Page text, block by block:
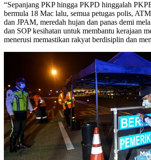
“Sepanjang PKP hingga PKPD hinggalah
bermula 18 Mac lalu, semua petugas polis,
dan JPAM, meredah hujan dan panas demi
dan SOP kesihatan untuk membantu kerajaan
menerusi memastikan rakyat berdisiplin dan